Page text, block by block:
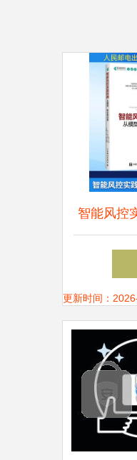
智能风控
征到决策
民
更新时间：